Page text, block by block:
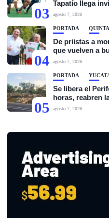
03
Tapatío llega
agosto 7, 2026
04
PORTADA
De priistas a
que vuelven a
agosto 7, 2026
05
PORTADA
Se libera el
horas, reabren
agosto 7, 2026